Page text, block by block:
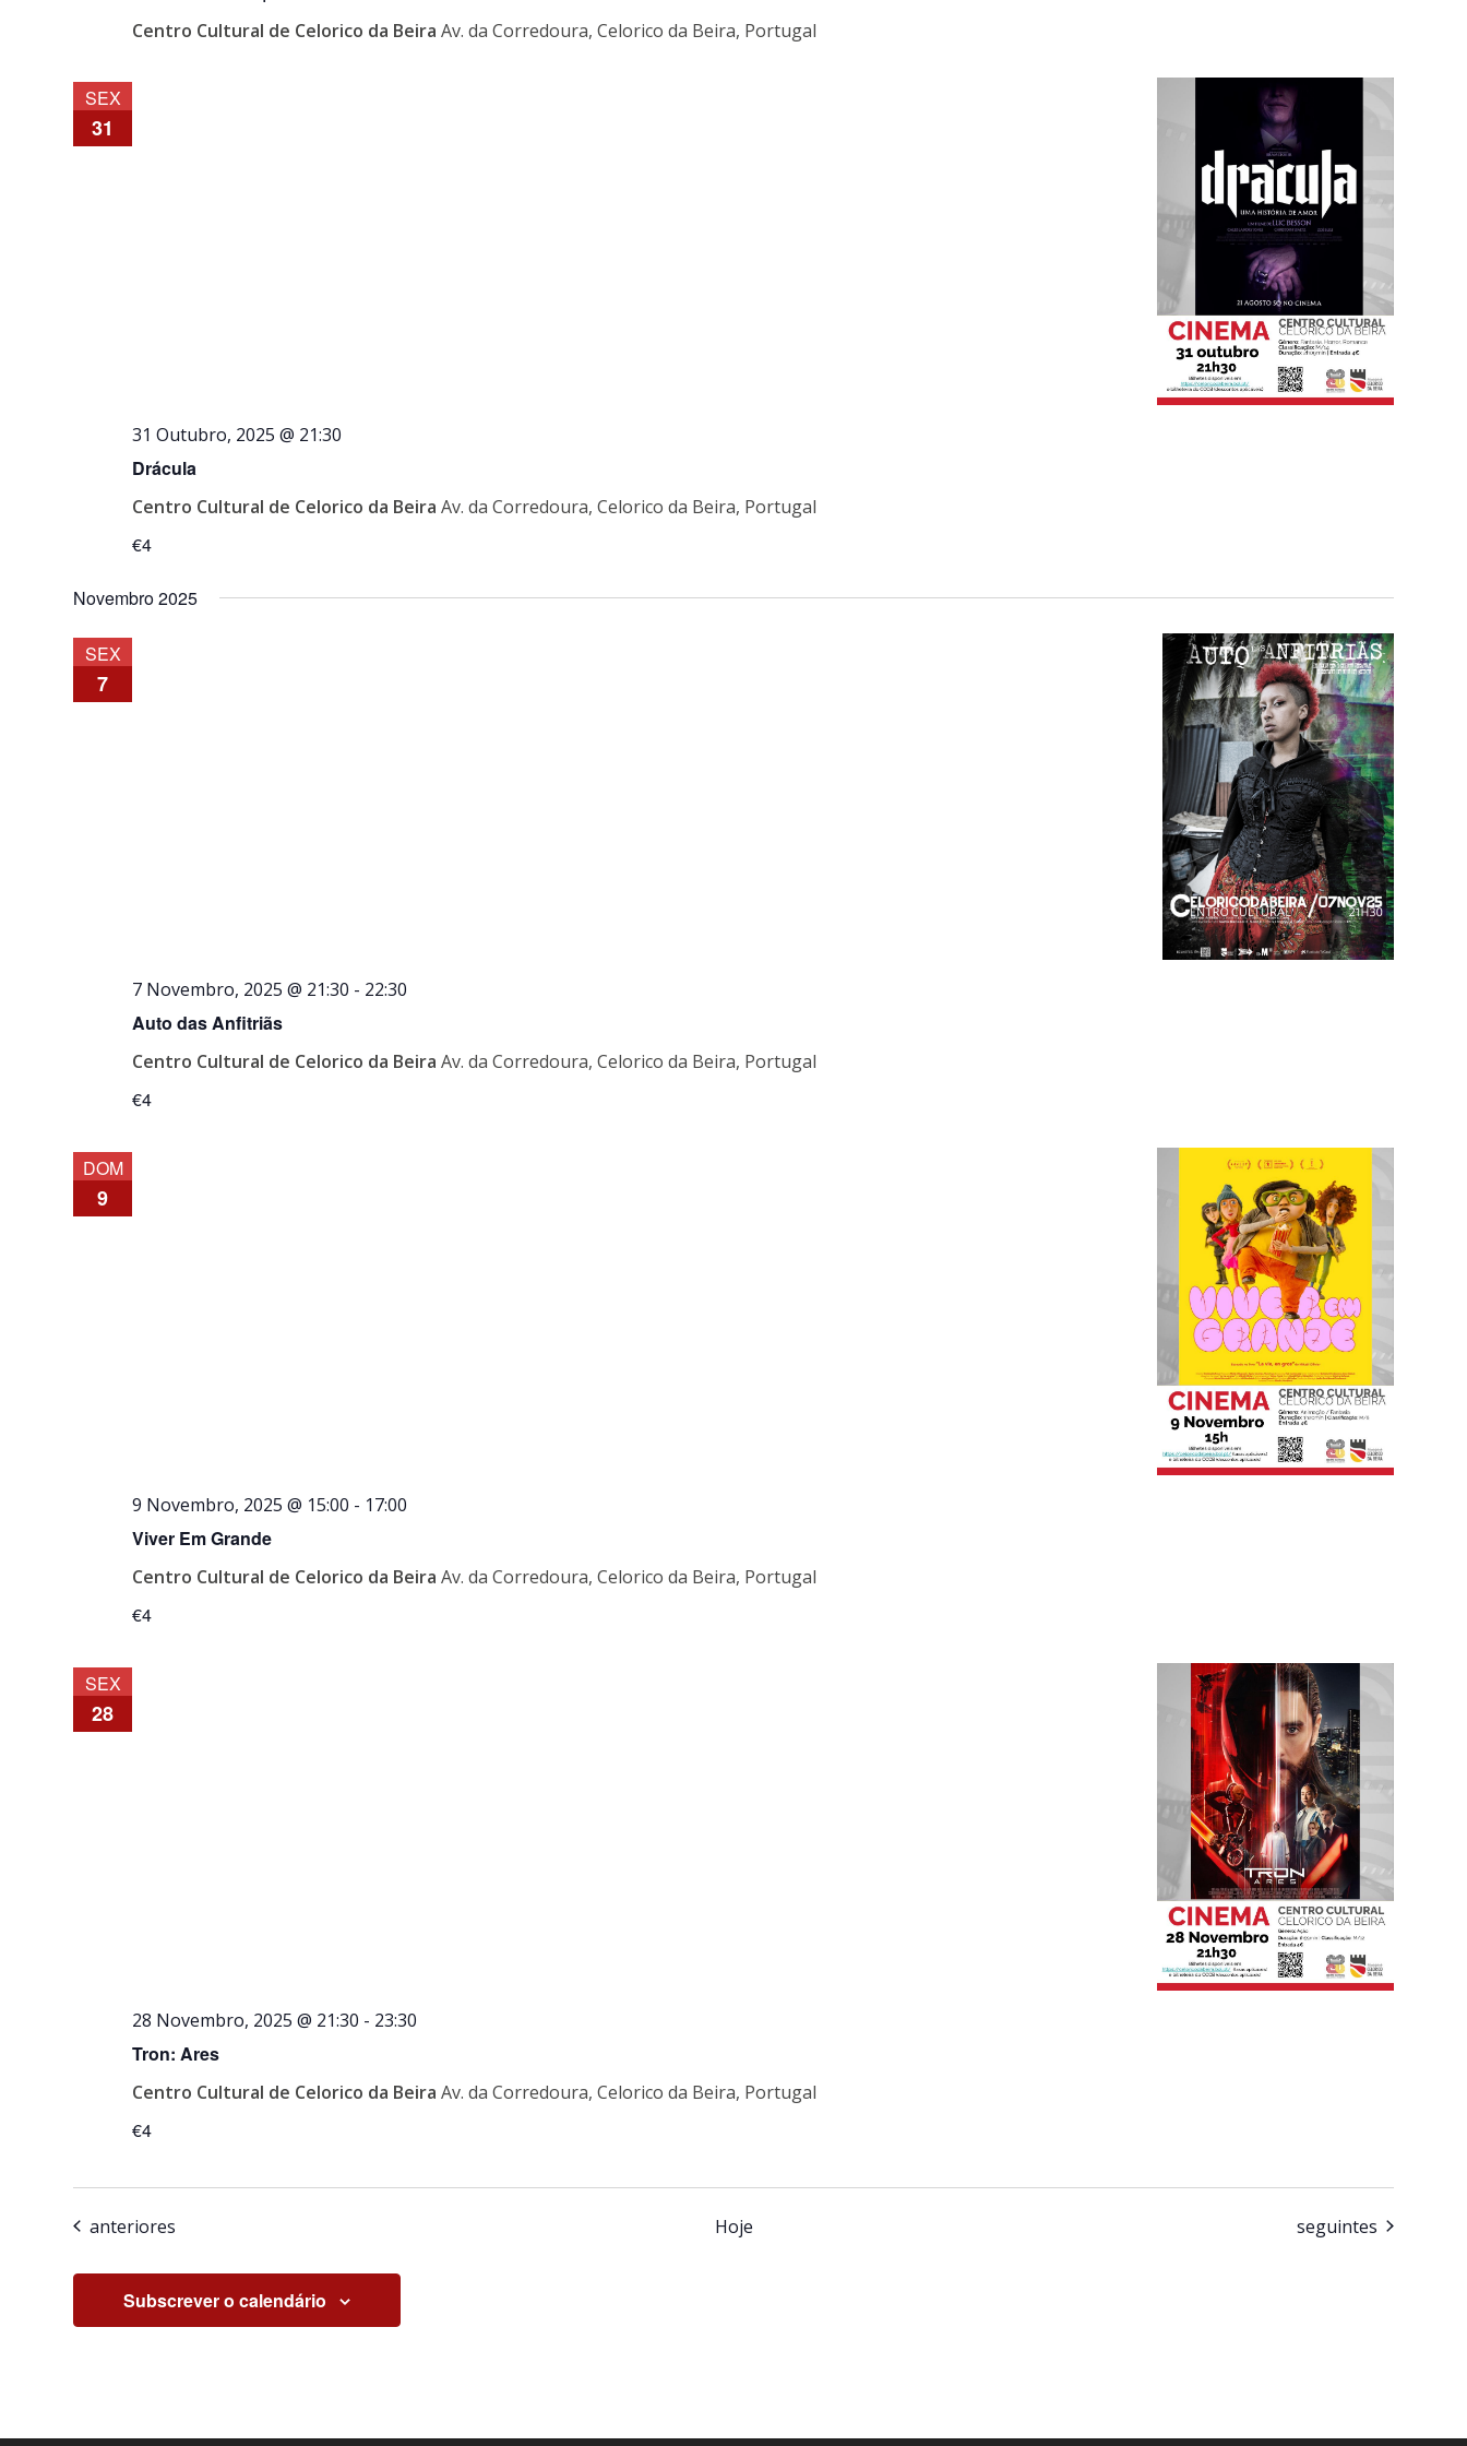
Centro Cultural de Celorico da Beira Av. da Corredoura, Celorico da Beira, Portugal
SEX
31
Drácula
31 Outubro, 2025 @ 21:30
Centro Cultural de Celorico da Beira Av. da Corredoura, Celorico da Beira, Portugal
€4
Novembro 2025
SEX
7
Auto das Anfitriãs
7 Novembro, 2025 @ 21:30 - 22:30
Centro Cultural de Celorico da Beira Av. da Corredoura, Celorico da Beira, Portugal
€4
DOM
9
Viver Em Grande
9 Novembro, 2025 @ 15:00 - 17:00
Centro Cultural de Celorico da Beira Av. da Corredoura, Celorico da Beira, Portugal
€4
SEX
28
Tron: Ares
28 Novembro, 2025 @ 21:30 - 23:30
Centro Cultural de Celorico da Beira Av. da Corredoura, Celorico da Beira, Portugal
€4
Eventos
anteriores Hoje Eventos
seguintes
Subscrever o calendário